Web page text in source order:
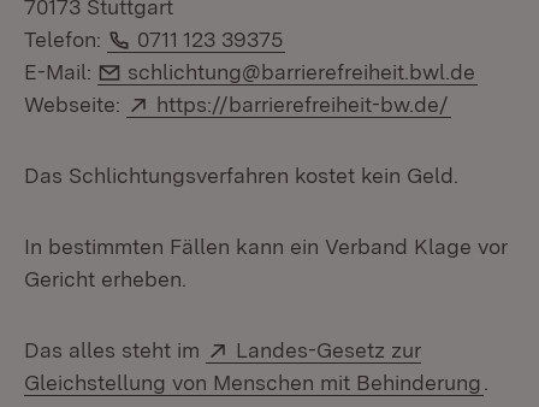
70173 Stuttgart
Telefon:
Telefon:
0711 123 39375
E-Mail:
E-Mail:
schlichtung@barrierefreiheit.bwl.de
Webseite:
Extern:
https://barrierefreiheit-bw.de/
Das Schlichtungsverfahren kostet kein Geld.
In bestimmten Fällen kann ein Verband Klage vor
Gericht erheben.
Das alles steht im Extern:
Landes-Gesetz zur
Gleichstellung von Menschen mit Behinderung